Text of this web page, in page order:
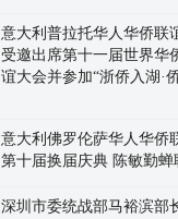
意大利普拉托华人华侨联
受邀出席第十一届世界华
谊大会并参加“浙侨入湖·
意大利佛罗伦萨华人华侨
第十届换届庆典 陈敏勤蝉
深圳市委统战部马裕滨部